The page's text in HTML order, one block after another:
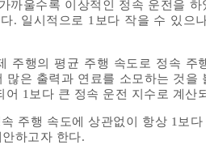
까울수록 이상적인 정속 운전을
. 일시적으로 1보다 작을 수 있으
주행의 평균 주행 속도로 정속
많은 출력과 연료를 소모하는 것
어 1보다 큰 정속 운전 지수로 계산
주행 속도에 상관없이 항상 1보
하고자 한다.